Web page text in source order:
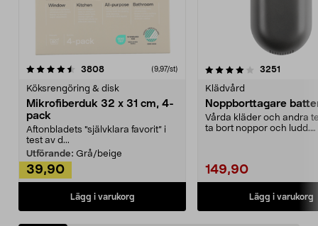
3808recensioner (9,97/st)
Köksrengöring & disk
Mikrofiberduk 32 x 31 cm, 4-
pack
Aftonbladets "självklara favorit” i
test av d...
Utförande: Grå/beige
39,90
Lägg i varukorg
4.0av 5 stjärnor 3251
Klädvård
Noppborttagare
Vårda kläder och andra
ta bort noppor och ludd.
149,90
Lägg i varukorg
4.5av 5 stjärnor